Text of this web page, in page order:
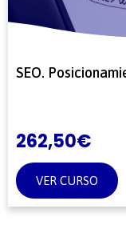
SEO.
262,50€
VER CURSO